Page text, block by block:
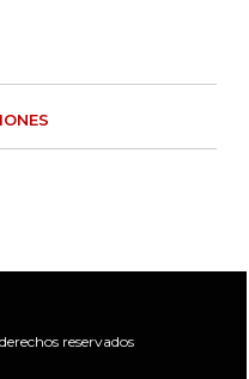
reservados